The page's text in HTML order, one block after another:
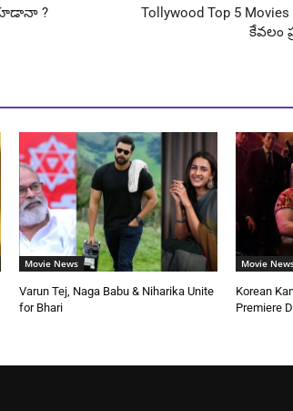
?
Tollywood Top 5
కేవలం
Movie News
Varun Tej, Naga Babu & Niharika Unite
for Bhari
Movie
Korean
Premiere